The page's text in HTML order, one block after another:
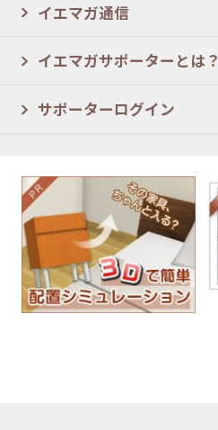
イエマガ通信
イエマガサポーターとは？
サポーターログイン